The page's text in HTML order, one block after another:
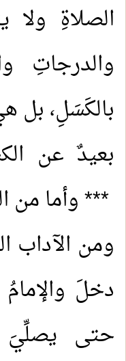
الصلاةِ ولا
والدرجاتِ
بالكَسَلِ، بل
بعيدٌ عن
*** وأما من
ومن الآداب
دخلَ
حتى يصلِّيَ